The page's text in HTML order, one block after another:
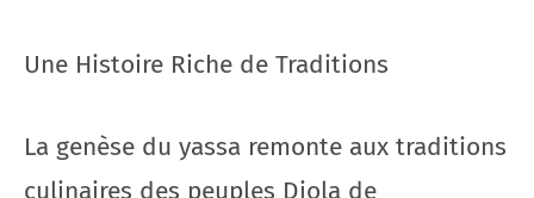
Une Histoire Riche de Traditions
La genèse du yassa remonte aux traditions
culinaires des peuples Diola de